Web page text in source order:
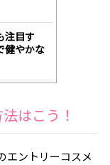
注目す
健やかな
はこう！
エントリーコスメ